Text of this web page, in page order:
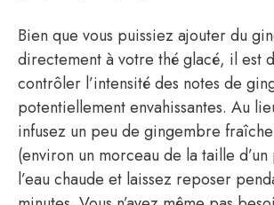
Bien que vous puissiez ajouter du
directement à votre thé glacé, il est
contrôler l’intensité des notes de
potentiellement envahissantes. Au
infusez un peu de gingembre
(environ un morceau de la taille
l’eau chaude et laissez reposer